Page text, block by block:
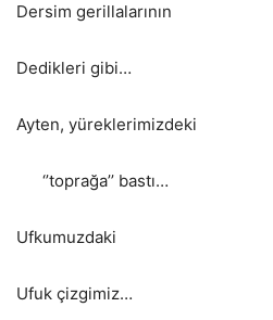
Dersim gerillalarının
Dedikleri gibi…
Ayten, yüreklerimizdeki
‘’toprağa’’ bastı…
Ufkumuzdaki
Ufuk çizgimiz…